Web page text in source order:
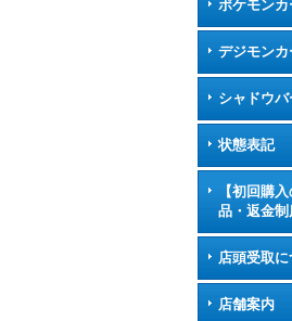
ポケモン
デジモンカ
シャドウ
状態表記
【初回購
品・返金
店頭受取
店舗案内